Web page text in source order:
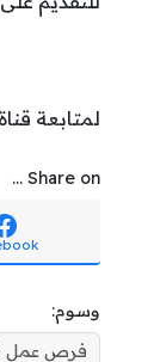
لمتابعة
Share on ...
وسوم:
فرص عمل